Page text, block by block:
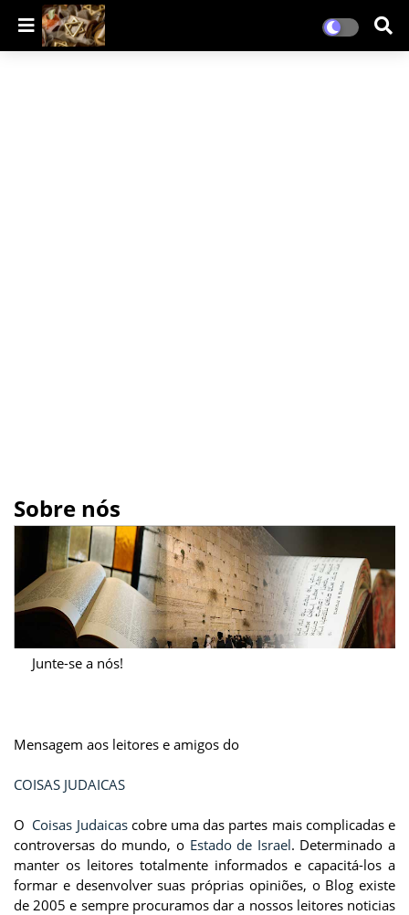
Sobre nós
Junte-se a nós!
Mensagem aos leitores e amigos do
COISAS JUDAICAS
O Coisas Judaicascobre uma das partes mais complicadas e
controversas do mundo, o Estado de Israel. Determinado a
manter os leitores totalmente informados e capacitá-los a
formar e desenvolver suas próprias opiniões, o Blog existe
de 2005 e sempre procuramos dar a nossos leitores noticias